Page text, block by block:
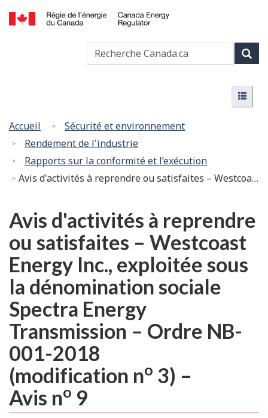
Passer
au
contenu
principal
Version
HTML
simplifiée
l’énergie
du
Canada
Vous
êtes
ici
Accueil
Sécurité et environnement
Rendement de l'industrie
Rapports sur la conformité et l’exécution
Avis d'activités à reprendre ou satisfaites – Westcoast Energy Inc., exploitée sous la dénomination sociale Spectra Energy Transmission – Ordre NB-001-2018 (modification no 3) – Avis no 9
Avis d'activités à reprendre
ou satisfaites – Westcoast
Energy Inc., exploitée sous
la dénomination sociale
Spectra Energy
Transmission – Ordre NB-
001-2018
(modification no 3) –
Avis no 9